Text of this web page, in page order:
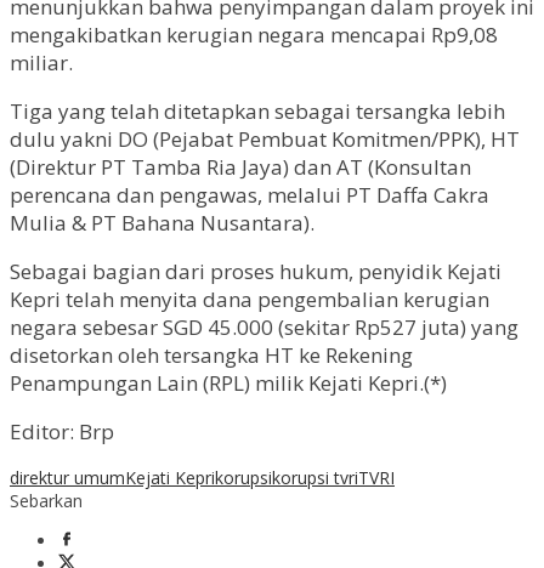
menunjukkan bahwa penyimpangan dalam proyek ini
mengakibatkan kerugian negara mencapai Rp9,08
miliar.
Tiga yang telah ditetapkan sebagai tersangka lebih
dulu yakni DO (Pejabat Pembuat Komitmen/PPK), HT
(Direktur PT Tamba Ria Jaya) dan AT (Konsultan
perencana dan pengawas, melalui PT Daffa Cakra
Mulia & PT Bahana Nusantara).
Sebagai bagian dari proses hukum, penyidik Kejati
Kepri telah menyita dana pengembalian kerugian
negara sebesar SGD 45.000 (sekitar Rp527 juta) yang
disetorkan oleh tersangka HT ke Rekening
Penampungan Lain (RPL) milik Kejati Kepri.(*)
Editor: Brp
direktur umumKejati Keprikorupsikorupsi tvriTVRI
Sebarkan